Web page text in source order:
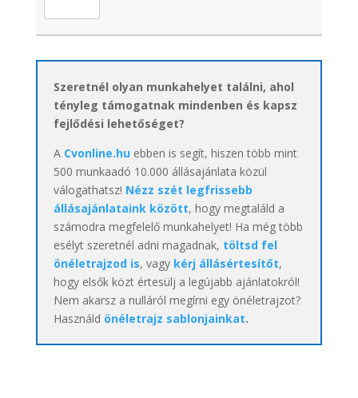
Szeretnél olyan munkahelyet találni, ahol
tényleg támogatnak mindenben és kapsz
fejlődési lehetőséget?
A Cvonline.huebben is segít, hiszen több mint
500 munkaadó 10.000 állásajánlata közül
válogathatsz! Nézz szét legfrissebb
állásajánlataink között, hogy megtaláld a
számodra megfelelő munkahelyet! Ha még több
esélyt szeretnél adni magadnak, töltsd fel
önéletrajzod is, vagy kérj állásértesítőt,
hogy elsők közt értesülj a legújabb ajánlatokról!
Nem akarsz a nulláról megírni egy önéletrajzot?
Használd önéletrajz sablonjainkat.